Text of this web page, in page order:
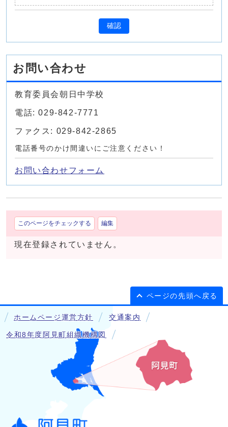
確認
お問い合わせ
教育委員会朝日中学校
電話: 029-842-7771
ファクス: 029-842-2865
電話番号のかけ間違いにご注意ください！
お問い合わせフォーム
このページをチェックする 編集
現在登録されていません。
ページの先頭へ戻る
ホームページ運営方針 交通案内
令和8年度阿見町組織機構図